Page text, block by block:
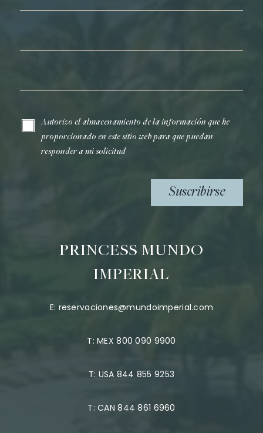
Autorizo el almacenamiento de la información que he
proporcionado en este sitio web para que puedan
responder a mi solicitud
Suscribirse
PRINCESS MUNDO
IMPERIAL
E: reservaciones@mundoimperial.com
T:MEX 800 090 9900
T: USA 844 855 9253
T:CAN 844 861 6960